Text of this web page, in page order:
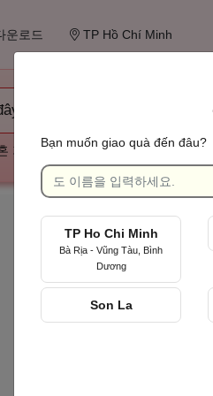
운로드 TP Hồ Chí Minh
기념일 우리가 처음 만난 날을 축하
Bạn muốn giao quà đến đâu?
TP Ho Chi Minh
Bà Rịa - Vũng Tàu, Bình
Dương
Son La